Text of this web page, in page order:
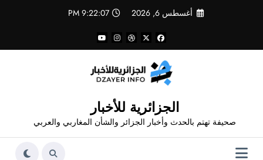
أغسطس 6, 2026 9:22:07 PM
الجزائرية للأخبار
صحيفة تهتم بالحدث وأخبار الجزائر والشأن المغاربي والعربي